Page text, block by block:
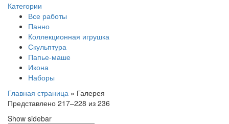
Категории
Все работы
Панно
Коллекционная игрушка
Скульптура
Папье-маше
Икона
Наборы
Главная страница » Галерея
Представлено 217–228 из 236
Show sidebar